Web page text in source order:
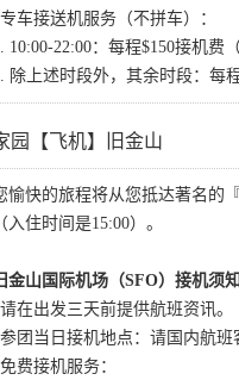
车接送机服务（不拼车）：
10:00-22:00：每程$150接机
除上述时段外，其余时段：每
园【飞机】旧金山
愉快的旅程将从您抵达著名的
（入住时间是15:00）。
旧金山国际机场（SFO）接机须
在出发三天前提供航班资讯。
团当日接机地点：请国内航班
费接机服务：